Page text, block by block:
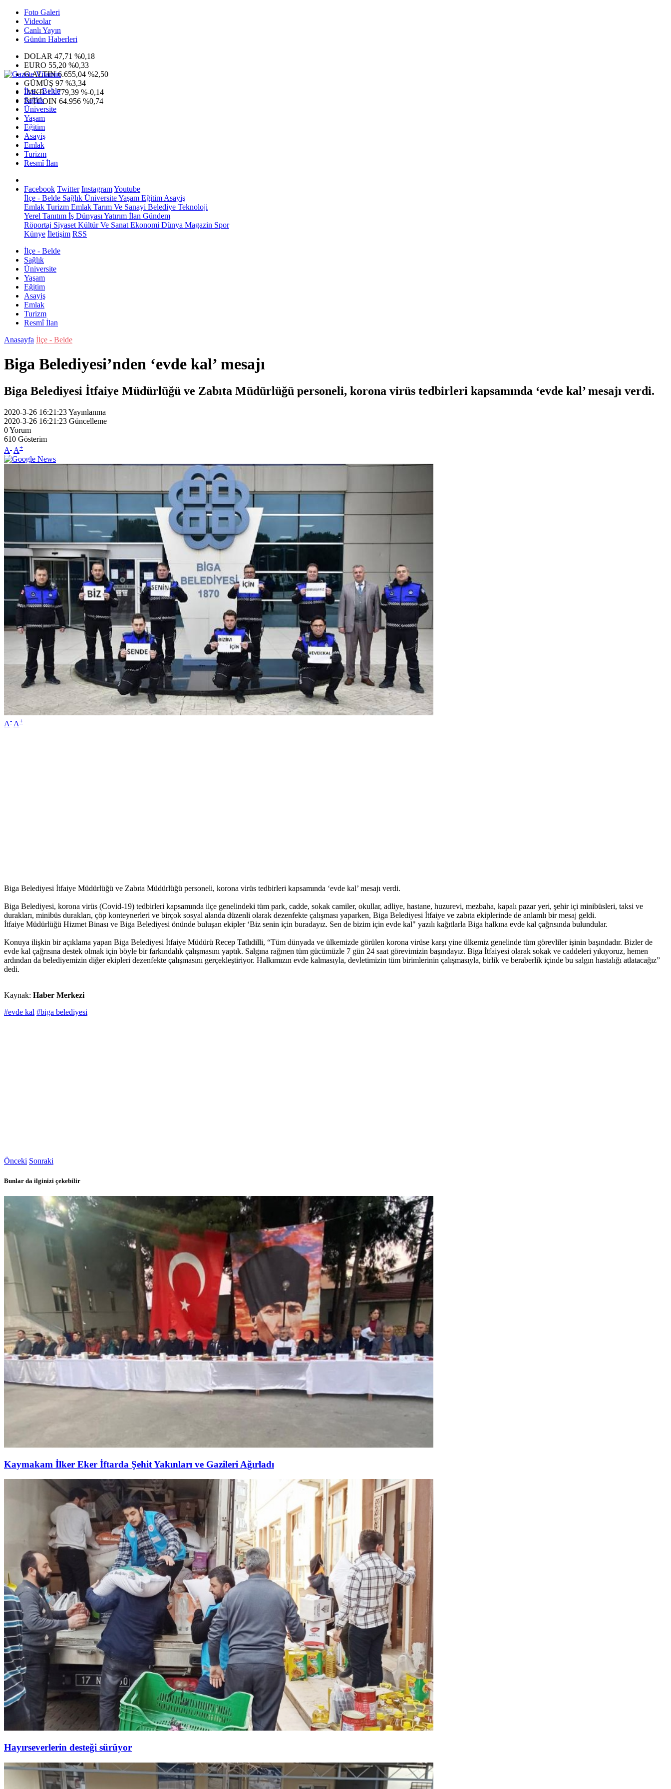
Foto Galeri
Videolar
Canlı Yayın
Günün Haberleri
DOLAR 47,71 %0,18
EURO 55,20 %0,33
G.ALTIN6.655,04 %2,50
GÜMÜŞ 97 %3,34
IMKB13.779,39 %-0,14
BITCOIN 64.956 %0,74
İlçe - Belde
Sağlık
Üniversite
Yaşam
Eğitim
Asayiş
Emlak
Turizm
Resmî İlan
Facebook Twitter InstagramYoutube
İlçe - Belde Sağlık ÜniversiteYaşam Eğitim Asayiş
Emlak Turizm Emlak Tarım Ve Sanayi Belediye Teknoloji
Yerel Tanıtım İş Dünyası Yatırım İlan Gündem
Röportaj Siyaset Kültür Ve Sanat Ekonomi Dünya Magazin Spor
Künye İletişim RSS
İlçe - Belde
Sağlık
Üniversite
Yaşam
Eğitim
Asayiş
Emlak
Turizm
Resmî İlan
Anasayfa İlçe - Belde
Biga Belediyesi’nden ‘evde kal’ mesajı
Biga Belediyesi İtfaiye Müdürlüğü ve Zabıta Müdürlüğü personeli, korona virüs tedbirleri kapsamında ‘evde kal’ mesajı verdi.
2020-3-26 16:21:23Yayınlanma
2020-3-26 16:21:23 Güncelleme
0Yorum
610 Gösterim
A- A+
A- A+
Biga Belediyesi İtfaiye Müdürlüğü ve Zabıta Müdürlüğü personeli, korona virüs tedbirleri kapsamında ‘evde kal’ mesajı verdi.
Biga Belediyesi, korona virüs (Covid-19) tedbirleri kapsamında ilçe genelindeki tüm park, cadde, sokak camiler, okullar, adliye, hastane, huzurevi, mezbaha, kapalı pazar yeri, şehir içi minibüsleri, taksi ve
durakları, minibüs durakları, çöp konteynerleri ve birçok sosyal alanda düzenli olarak dezenfekte çalışması yaparken, Biga Belediyesi İtfaiye ve zabıta ekiplerinde de anlamlı bir mesaj geldi.
İtfaiye Müdürlüğü Hizmet Binası ve Biga Belediyesi önünde buluşan ekipler ‘Biz senin için buradayız. Sen de bizim için evde kal" yazılı kağıtlarla Biga halkına evde kal çağrısında bulundular.
Konuya ilişkin bir açıklama yapan Biga Belediyesi İtfaiye Müdürü Recep Tatlıdilli, “Tüm dünyada ve ülkemizde görülen korona virüse karşı yine ülkemiz genelinde tüm görevliler işinin başındadır. Bizler de
evde kal çağrısına destek olmak için böyle bir farkındalık çalışmasını yaptık. Salgına rağmen tüm gücümüzle 7 gün 24 saat görevimizin başındayız. Biga İtfaiyesi olarak sokak ve caddeleri yıkıyoruz, hemen
ardından da belediyemizin diğer ekipleri dezenfekte çalışmasını gerçekleştiriyor. Halkımızın evde kalmasıyla, devletimizin tüm birimlerinin çalışmasıyla, birlik ve beraberlik içinde bu salgın hastalığı atlatacağız”
dedi.
Kaynak: Haber Merkezi
#evde kal #biga belediyesi
Önceki Sonraki
Bunlar da ilginizi çekebilir
Kaymakam İlker Eker İftarda Şehit Yakınları ve Gazileri Ağırladı
Hayırseverlerin desteği sürüyor